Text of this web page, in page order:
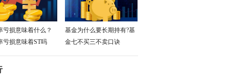
亏损意味着什么？
亏损意味着ST吗
基金为什么要长期持有?基
金七不买三不卖口诀